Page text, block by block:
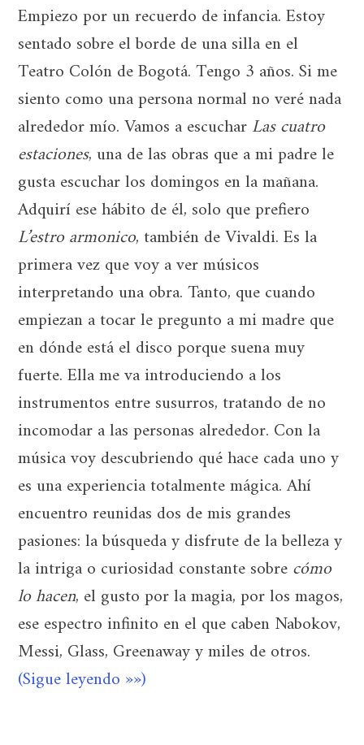
Empiezo por un recuerdo de infancia. Estoy
sentado sobre el borde de una silla en el
Teatro Colón de Bogotá. Tengo 3 años. Si me
siento como una persona normal no veré nada
alrededor mío. Vamos a escucharLas cuatro
estaciones, una de las obras que a mi padre le
gusta escuchar los domingos en la mañana.
Adquirí ese hábito de él, solo que prefiero
L’estro armonico, también de Vivaldi. Es la
primera vez que voy a ver músicos
interpretando una obra. Tanto, que cuando
empiezan a tocar le pregunto a mi madre que
en dónde está el disco porque suena muy
fuerte. Ella me va introduciendo a los
instrumentos entre susurros, tratando de no
incomodar a las personas alrededor. Con la
música voy descubriendo qué hace cada uno y
es una experiencia totalmente mágica. Ahí
encuentro reunidas dos de mis grandes
pasiones: la búsqueda y disfrute de la belleza y
la intriga o curiosidad constante sobrecómo
lo hacen, el gusto por la magia, por los magos,
ese espectro infinito en el que caben Nabokov,
Messi, Glass, Greenaway y miles de otros.
(Sigue leyendo »»)